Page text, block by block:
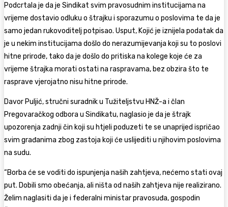
Podcrtala je da je Sindikat svim pravosudnim institucijama na
vrijeme dostavio odluku o štrajku i sporazumu o poslovima te da je
samo jedan rukovoditelj potpisao. Usput, Kojić je iznijela podatak da
je u nekim institucijama došlo do nerazumijevanja koji su to poslovi
hitne prirode, tako da je došlo do pritiska na kolege koje će za
vrijeme štrajka morati ostati na raspravama, bez obzira što te
rasprave vjerojatno nisu hitne prirode.
Davor Puljić, stručni suradnik u Tužiteljstvu HNŽ-a i član
Pregovaračkog odbora u Sindikatu, naglasio je da je štrajk
upozorenja zadnji čin koji su htjeli poduzeti te se unaprijed ispričao
svim građanima zbog zastoja koji će uslijediti u njihovim poslovima
na sudu.
“Borba će se voditi do ispunjenja naših zahtjeva, nećemo stati ovaj
put. Dobili smo obećanja, ali ništa od naših zahtjeva nije realizirano.
Želim naglasiti da je i federalni ministar pravosuđa, gospodin